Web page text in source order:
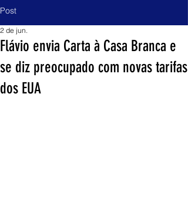
Post
Flávio envia Carta à Casa Branca e
se diz preocupado com novas tarifas
dos EUA
2 de jun.